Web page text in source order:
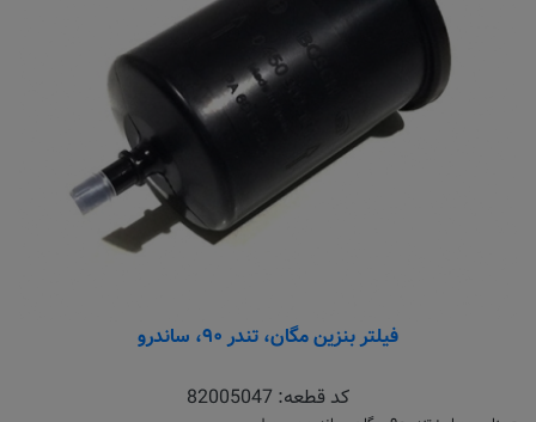
فیلتر بنزین مگان، تندر ۹۰، ساندرو
کد قطعه: 82005047